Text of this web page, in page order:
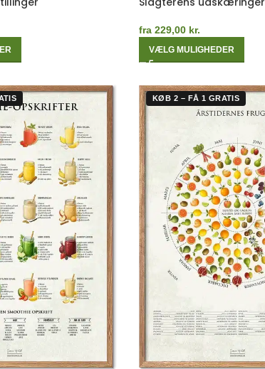
fra 229,00 kr.
VÆLG MULIGHEDER
KØB 2 – FÅ 1 GRATIS